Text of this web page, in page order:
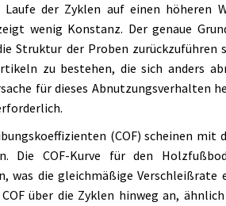
der Zyklen auf einen höheren
wenig Konstanz. Der genaue
Struktur der Proben zurückzuführen
zu bestehen, die sich anders
für dieses Abnutzungsverhalten
(COF) scheinen
Die COF-Kurve für den
was die gleichmäßige
über die Zyklen hinweg an,